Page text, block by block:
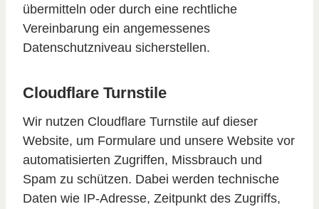
übermitteln oder durch eine rechtliche
Vereinbarung ein angemessenes
Datenschutzniveau sicherstellen.
Cloudflare Turnstile
Wir nutzen Cloudflare Turnstile auf dieser
Website, um Formulare und unsere Website vor
automatisierten Zugriffen, Missbrauch und
Spam zu schützen. Dabei werden technische
Daten wie IP-Adresse, Zeitpunkt des Zugriffs,